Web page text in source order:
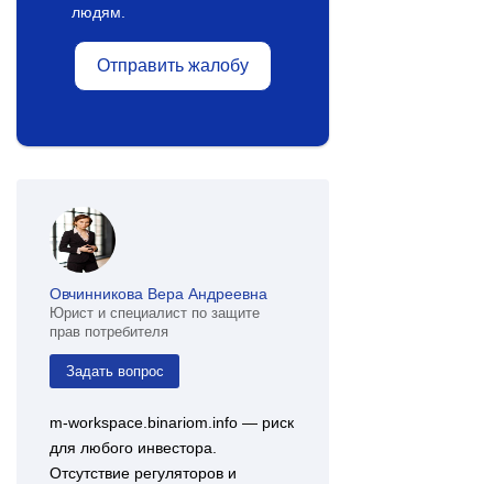
людям.
Отправить жалобу
Овчинникова Вера Андреевна
Юрист и специалист по защите
прав потребителя
Задать вопрос
m-workspace.binariom.info — риск
для любого инвестора.
Отсутствие регуляторов и